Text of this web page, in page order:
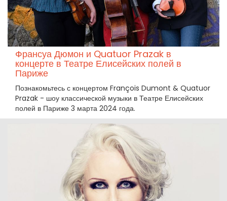
Франсуа Дюмон и Quatuor Prazak в
концерте в Театре Елисейских полей в
Париже
Познакомьтесь с концертом François Dumont & Quatuor
Prazak - шоу классической музыки в Театре Елисейских
полей в Париже 3 марта 2024 года.